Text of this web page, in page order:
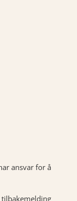
ansvar for å
tilbakemelding